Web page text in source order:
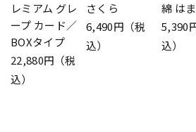
レミアム グレ
ープ カード／
BOXタイプ
22,880円（税
込）
さくら
6,490円（税
込）
綿 は
5,390
込）